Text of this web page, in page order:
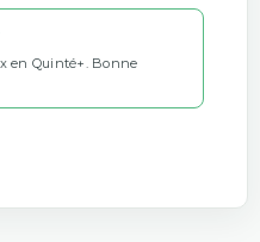
en Quinté+. Bonne